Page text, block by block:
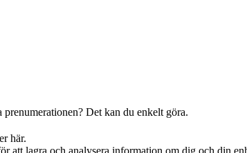
Det kan du enkelt göra.
här.
att lagra och analysera information om dig och din